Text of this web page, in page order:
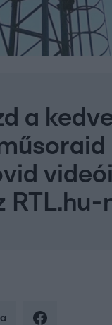
a
RTL.hu-